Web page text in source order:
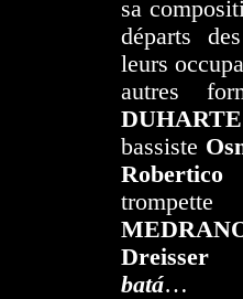
sa
départs
leurs
autres
DUHARTE
bassiste
batá…